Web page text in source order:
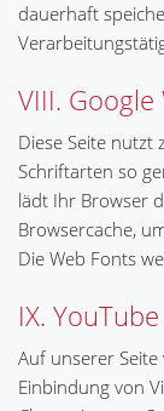
dauerhaft
VIII.
Diese Seite nutzt
Schriftarten so
lädt Ihr Browser
Browsercache,
Die Web Fonts
IX. YouTube
Auf unserer
Einbindung von